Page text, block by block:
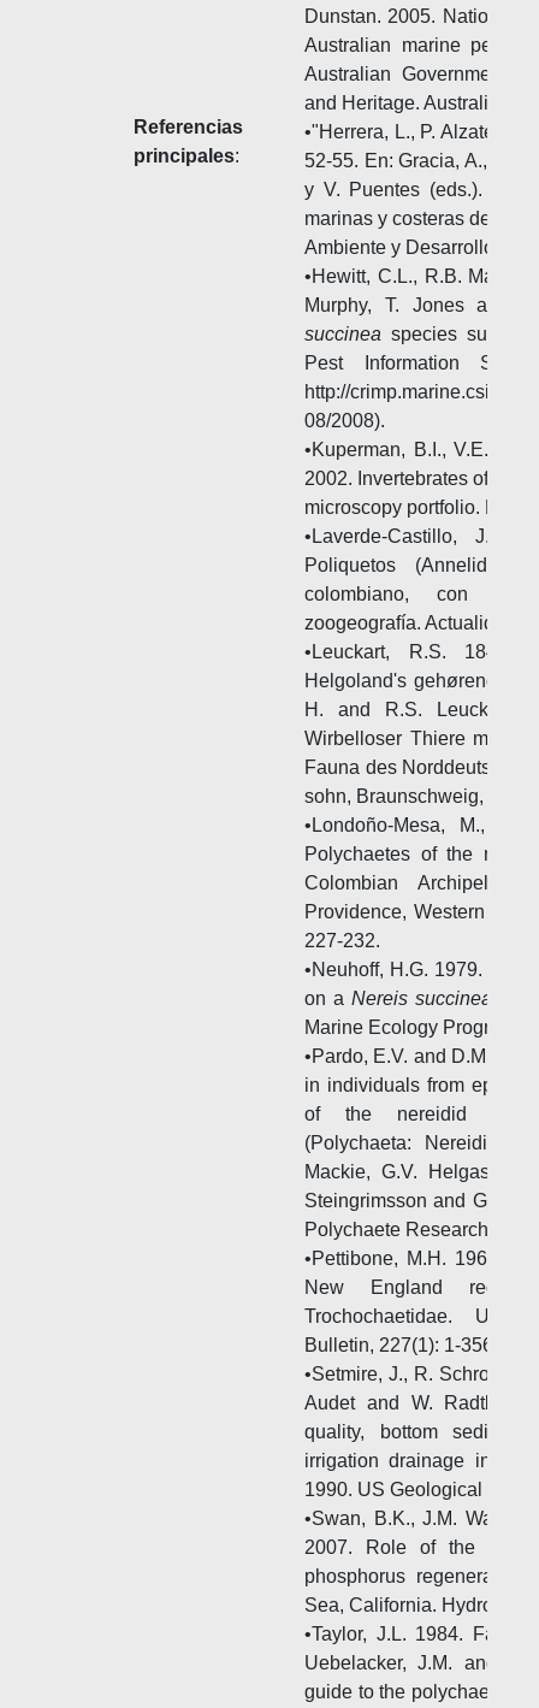
Referencias
principales:
Dunstan. 2005. National
Australian marine pests.
Australian Government
and Heritage. Australia. 94
•"Herrera, L., P. Alzate y
52-55. En: Gracia, A.,
y V. Puentes (eds.).
marinas y costeras de
Ambiente y Desarrollo
•Hewitt, C.L., R.B. Martin,
Murphy, T. Jones and
succinea species
Pest Information
http://
08/2008).
•Kuperman, B.I., V.E.
2002. Invertebrates of the
microscopy portfolio.
•Laverde-Castillo, J.J.
Poliquetos (Annelida)
colombiano, con
zoogeografía.
•Leuckart, R.S. 1847.
Helgoland's gehørenden
H. and R.S. Leuckart
Wirbelloser Thiere mit
Fauna des
sohn, Braunschweig,
•Londoño-Mesa, M., J.
Polychaetes of the
Colombian
Providence, Western
227-232.
•Neuhoff, H.G. 1979.
on a Nereis succinea
Marine Ecology Progress
•Pardo, E.V. and D.M.
in individuals from
of the nereidid
(Polychaeta:
Mackie, G.V. Helgason,
Steingrimsson and G.
Polychaete Research.
•Pettibone, M.H. 1963.
New England
Trochochaetidae.
Bulletin, 227(1): 1-356.
•Setmire, J., R.
Audet and W. Radtke.
quality, bottom
irrigation drainage in the
1990. US Geological
•Swan, B.K., J.M. Watts,
2007. Role of the
phosphorus
Sea, California.
•Taylor, J.L. 1984.
Uebelacker, J.M. and
guide to the polychaetes